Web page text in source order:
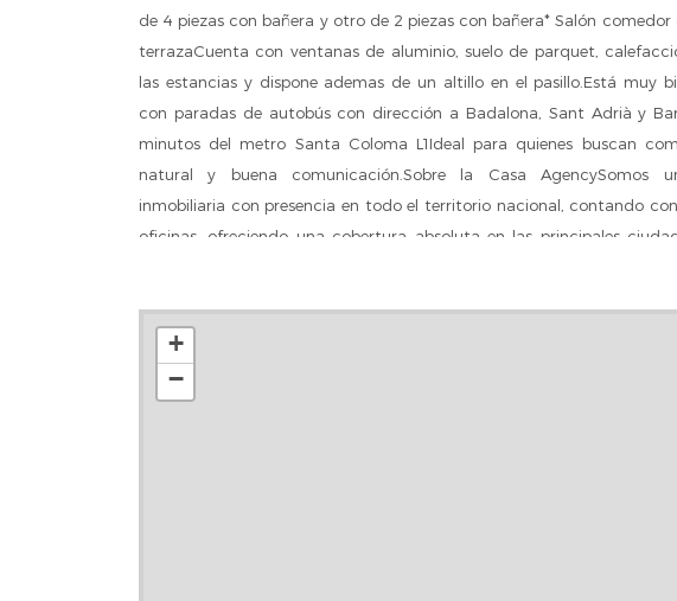
de 4 piezas con bañera y otro de 2 piezas con bañera* Salón comedor
terrazaCuenta con ventanas de aluminio, suelo de parquet,
las estancias y dispone ademas de un altillo en el pasillo.Está muy
con paradas de autobús con dirección a Badalona, Sant Adrià y
minutos del metro Santa Coloma L1Ideal para quienes buscan
natural y buena comunicación.Sobre la Casa AgencySomos
inmobiliaria con presencia en todo el territorio nacional, contando
oficinas, ofreciendo una cobertura absoluta en las principales
todo tipo. Además, ofrecemos servicios inmobiliarios
calidad, como:*Gestión vertical y/u horizontal de
+
−